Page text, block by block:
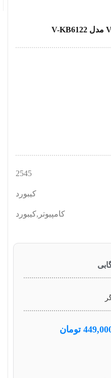
2545
کیبورد
کامپیوتر ,کیبورد
تومان